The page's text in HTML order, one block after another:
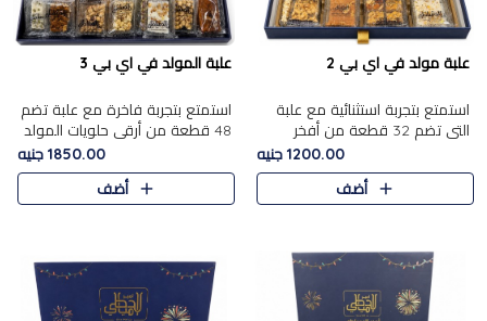
علبة مولد في اي بي 2
استمتع بتجربة استثنائية مع علبة
التي تضم 32 قطعة من أفخر
حلويات المولد الشرقية، في تشكيلة
تجمع بين الأصالة والاختيارات
الفاخرة. تحتوي العلبة..
1200.00 جنيه
أضف
علبة المولد في اي بي 3
استمتع بتجربة فاخرة مع علبة تضم
48 قطعة من أرقى حلويات المولد
الشرقية، في تشكيلة تجمع بين
الأصناف التقليدية الفاخرة والاختيارات
1850.00 جنيه
أضف